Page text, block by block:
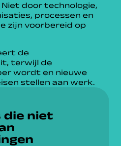
door technologie,
processen en
zijn voorbereid op
de
terwijl de
wordt en nieuwe
stellen aan werk.
die niet